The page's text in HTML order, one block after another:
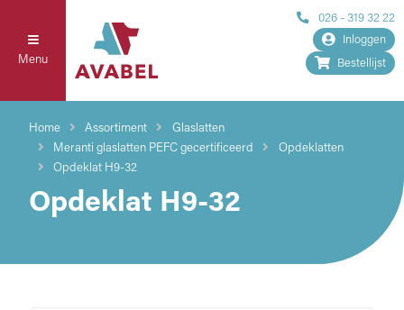
Menu
026 - 319 32 22
Inloggen
Bestellijst
Home Assortiment
Glaslatten
Meranti glaslatten PEFC gecertificeerd
Opdeklatten
Opdeklat H9-32
Opdeklat H9-32